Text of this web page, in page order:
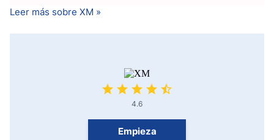
Leer más sobre XM »
4.6
Empieza